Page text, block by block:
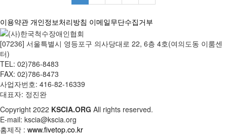
이용약관 개인정보처리방침 이메일무단수집거부
[07236] 서울특별시 영등포구 의사당대로 22, 6층 4호(여의도동 이룸센
터)
TEL: 02)786-8483
FAX: 02)786-8473
사업자번호: 416-82-16339
대표자: 정진완
Copyright 2022 KSCIA.ORG All rights reserved.
E-mail: kscia@kscia.org
홈제작 : www.fivetop.co.kr